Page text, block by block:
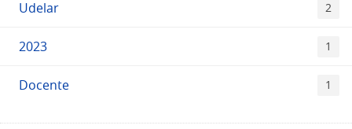
Udelar 2
2023 1
Docente 1